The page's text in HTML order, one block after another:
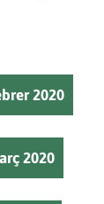
2020
2020